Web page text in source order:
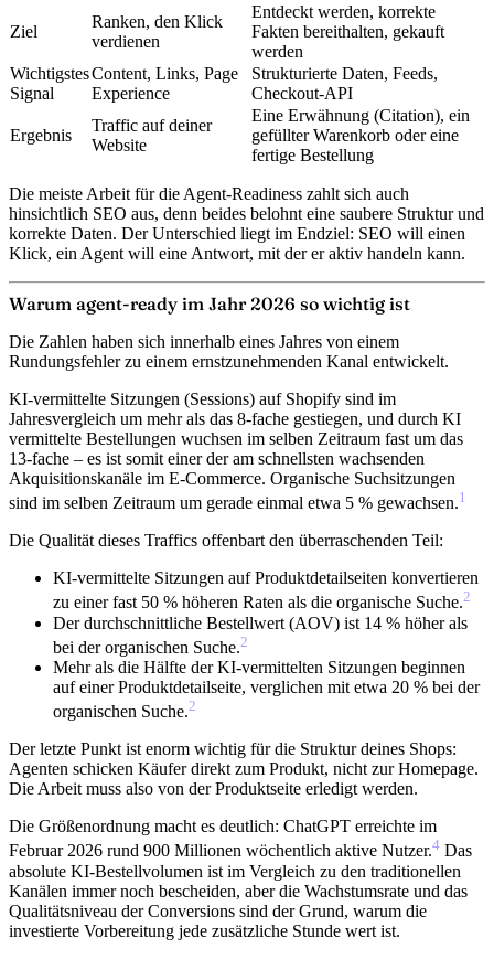
Ziel
Ranken, den Klick
verdienen
Entdeckt werden, korrekte
Fakten bereithalten, gekauft
werden
Wichtigstes
Signal
Content, Links, Page
Experience
Strukturierte Daten, Feeds,
Checkout-API
Ergebnis
Traffic auf deiner
Website
Eine Erwähnung (Citation), ein
gefüllter Warenkorb oder eine
fertige Bestellung
Die meiste Arbeit für die Agent-Readiness zahlt sich auch
hinsichtlich SEO aus, denn beides belohnt eine saubere Struktur und
korrekte Daten. Der Unterschied liegt im Endziel: SEO will einen
Klick, ein Agent will eine Antwort, mit der er aktiv handeln kann.
Warum agent-ready im Jahr 2026 so wichtig ist
Die Zahlen haben sich innerhalb eines Jahres von einem
Rundungsfehler zu einem ernstzunehmenden Kanal entwickelt.
KI-vermittelte Sitzungen (Sessions) auf Shopify sind im
Jahresvergleich um mehr als das 8-fache gestiegen, und durch KI
vermittelte Bestellungen wuchsen im selben Zeitraum fast um das
13-fache – es ist somit einer der am schnellsten wachsenden
Akquisitionskanäle im E-Commerce. Organische Suchsitzungen
sind im selben Zeitraum um gerade einmal etwa 5 % gewachsen.1
Die Qualität dieses Traffics offenbart den überraschenden Teil:
KI-vermittelte Sitzungen auf Produktdetailseiten konvertieren
zu einer fast 50 % höheren Raten als die organische Suche.2
Der durchschnittliche Bestellwert (AOV) ist 14 % höherals
bei der organischen Suche.2
Mehr als die Hälfte der KI-vermittelten Sitzungen beginnen
auf einer Produktdetailseite, verglichen mit etwa 20 % bei der
organischen Suche.2
Der letzte Punkt ist enorm wichtig für die Struktur deines Shops:
Agenten schicken Käufer direkt zum Produkt, nicht zur Homepage.
Die Arbeit muss also von der Produktseite erledigt werden.
Die Größenordnung macht es deutlich: ChatGPT erreichte im
Februar 2026 rund 900 Millionen wöchentlich aktive Nutzer.4 Das
absolute KI-Bestellvolumen ist im Vergleich zu den traditionellen
Kanälen immer noch bescheiden, aber die Wachstumsrate und das
Qualitätsniveau der Conversions sind der Grund, warum die
investierte Vorbereitung jede zusätzliche Stunde wert ist.